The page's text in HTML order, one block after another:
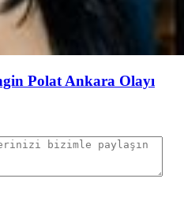
Polat Ankara Olayı